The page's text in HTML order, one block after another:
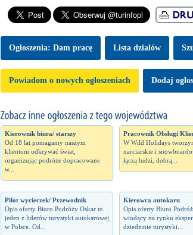
Ogłoszenia: Dam pracę Lista dzialów
Powiadom o nowych ogłoszeniach Dodaj
Kierownik biura/ starszy
Od 18 lat pomagamy naszym
klientom odkrywać świat,
organizując podróże dopracowane
w...
Pracownik Obsługi
W Wild Holidays
narciarskie i
łączą ludzi, dobrą...
Pilot wycieczek/ Przewodnik
Opis oferty Biuro Podróży Oskar to
jeden z liderów turystyki autokarowej
w Polsce. Od...
Kierowca autokaru
Opis oferty Biuro
wiodący na rynku
dziedzinie turystyki...